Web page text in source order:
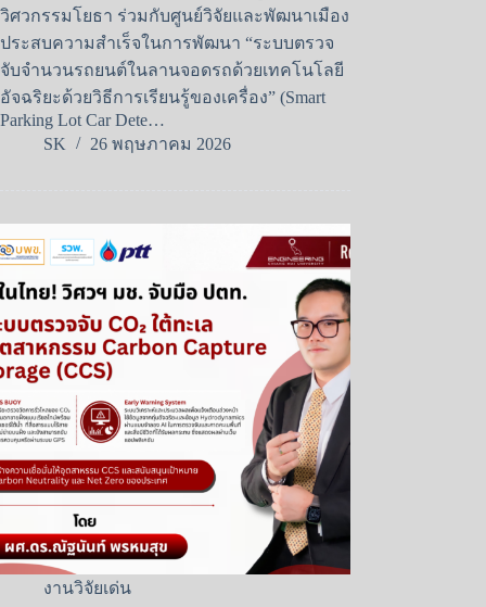
วิศวกรรมโยธา ร่วมกับศูนย์วิจัยและพัฒนาเมือง
ประสบความสำเร็จในการพัฒนา “ระบบตรวจ
จับจำนวนรถยนต์ในลานจอดรถด้วยเทคโนโลยี
อัจฉริยะด้วยวิธีการเรียนรู้ของเครื่อง” (Smart
Parking Lot Car Dete…
SK
26 พฤษภาคม 2026
งานวิจัยเด่น